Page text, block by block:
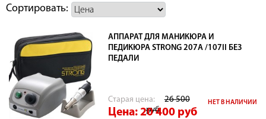
Сортировать:
АППАРАТ ДЛЯ МАНИКЮРА И
ПЕДИКЮРА STRONG 207А /107II БЕЗ
ПЕДАЛИ
Cтарая цена:
26 500
руб
Цена: 20 400 руб
НЕТ В НАЛИЧИИ